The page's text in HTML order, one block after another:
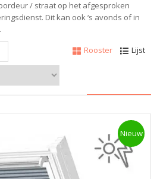
/ straat op het afgesproken
Dit kan ook ‘s avonds of in
Rooster
Lijst
Nieuw